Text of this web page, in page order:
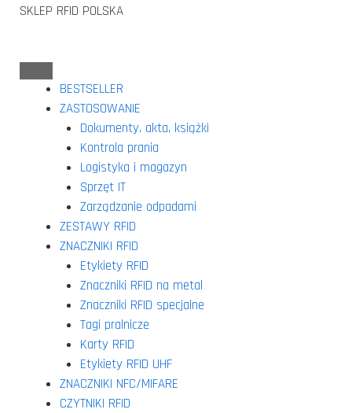
SKLEP RFID POLSKA
BESTSELLER
ZASTOSOWANIE
Dokumenty, akta, książki
Kontrola prania
Logistyka i magazyn
Sprzęt IT
Zarządzanie odpadami
ZESTAWY RFID
ZNACZNIKI RFID
Etykiety RFID
Znaczniki RFID na metal
Znaczniki RFID specjalne
Tagi pralnicze
Karty RFID
Etykiety RFID UHF
ZNACZNIKI NFC/MIFARE
CZYTNIKI RFID